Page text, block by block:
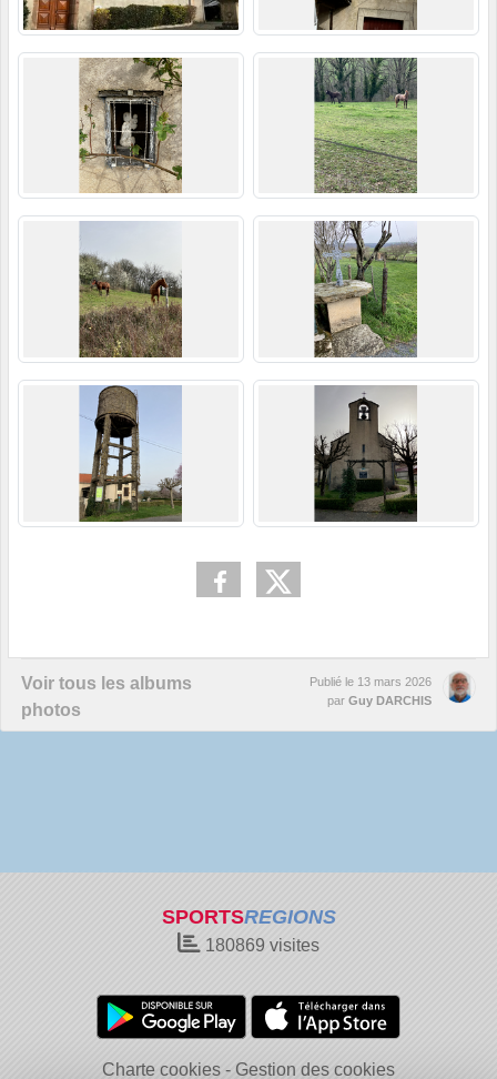
Voir tous les albums
photos
Publié le 13 mars 2026
par Guy DARCHIS
SPORTSREGIONS
180869 visites
Charte cookies Gestion des cookies